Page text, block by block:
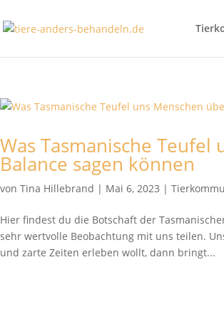
Was Tasmanische
Balance sagen können
vonTina Hillebrand | Mai 6, 2023 |
Hier findest du die Botschaft der
sehr wertvolle Beobachtung mit uns teilen.
und zarte Zeiten erleben wollt, dann bringt...